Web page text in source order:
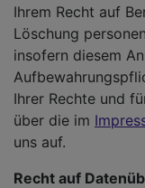
Ihrem Recht auf
Löschung
insofern diesem
Ihrer Rechte und
über die im
uns auf.
Recht auf